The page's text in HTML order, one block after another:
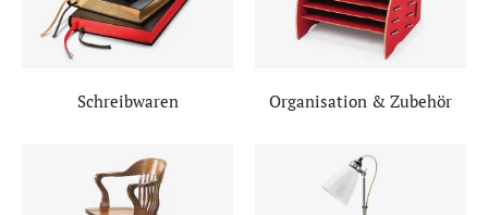
Schreibwaren Organisation & Zubehör